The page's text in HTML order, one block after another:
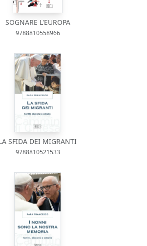
SOGNARE L'EUROPA
9788810558966
SFIDA DEI MIGRANTI
9788810521533